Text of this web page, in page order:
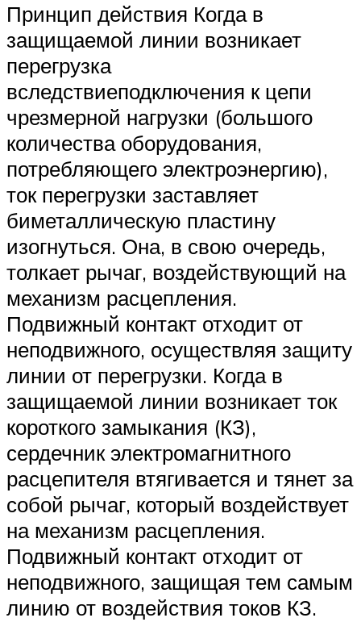
Принцип действия Когда в
защищаемой линии возникает
перегрузка
вследствиеподключения к цепи
чрезмерной нагрузки (большого
количества оборудования,
потребляющего электроэнергию),
ток перегрузки заставляет
биметаллическую пластину
изогнуться. Она, в свою очередь,
толкает рычаг, воздействующий на
механизм расцепления.
Подвижный контакт отходит от
неподвижного, осуществляя защиту
линии от перегрузки. Когда в
защищаемой линии возникает ток
короткого замыкания (КЗ),
сердечник электромагнитного
расцепителя втягивается и тянет за
собой рычаг, который воздействует
на механизм расцепления.
Подвижный контакт отходит от
неподвижного, защищая тем самым
линию от воздействия токов КЗ.